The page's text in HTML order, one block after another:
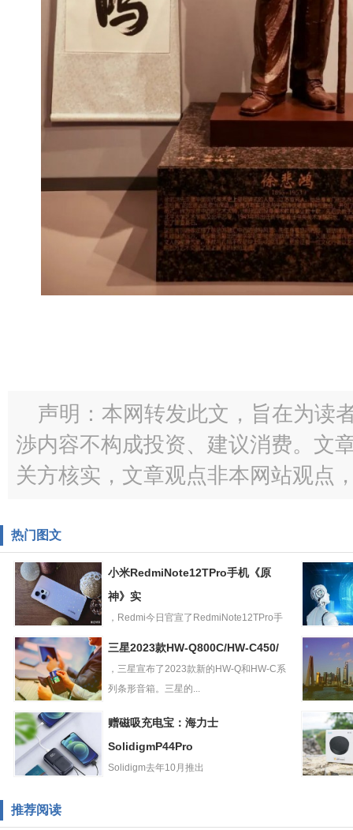
声明：本网转发此文，旨在为读
渉内容不构成投资、建议消费。文
关方核实，文章观点非本网站观点
热门图文
小米
RedmiNote12TPr
o手机《原神》实
小米RedmiNote12TPro手机《原
神》实
，Redmi今日官宣了RedmiNote12TPro手
教育部等
门：探索
工智能等
段弥补
三星2023款HW-
Q800C/HW-
C450/
三星2023款HW-Q800C/HW-C450/
，三星宣布了2023款新的HW-Q和HW-C系
列条形音箱。三星的...
谷歌
布6月26
止“Stori
海力士
SolidigmP44Pro
赠磁吸充电宝：海力士
SolidigmP44Pro
Solidigm去年10月推出
推荐阅读